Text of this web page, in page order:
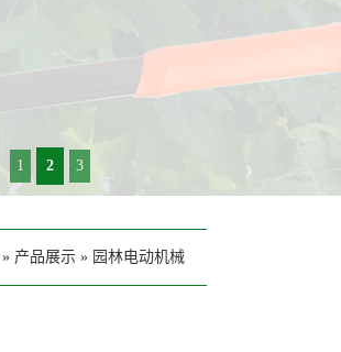
1 2 3
» 产品展示 » 园林电动机械